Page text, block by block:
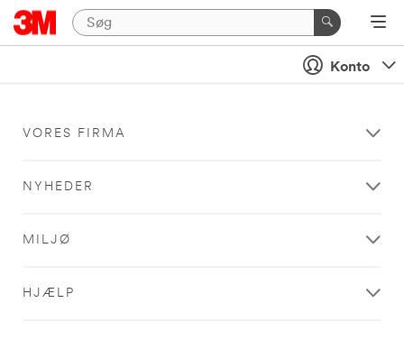
Konto
VORES FIRMA
NYHEDER
MILJØ
HJÆLP